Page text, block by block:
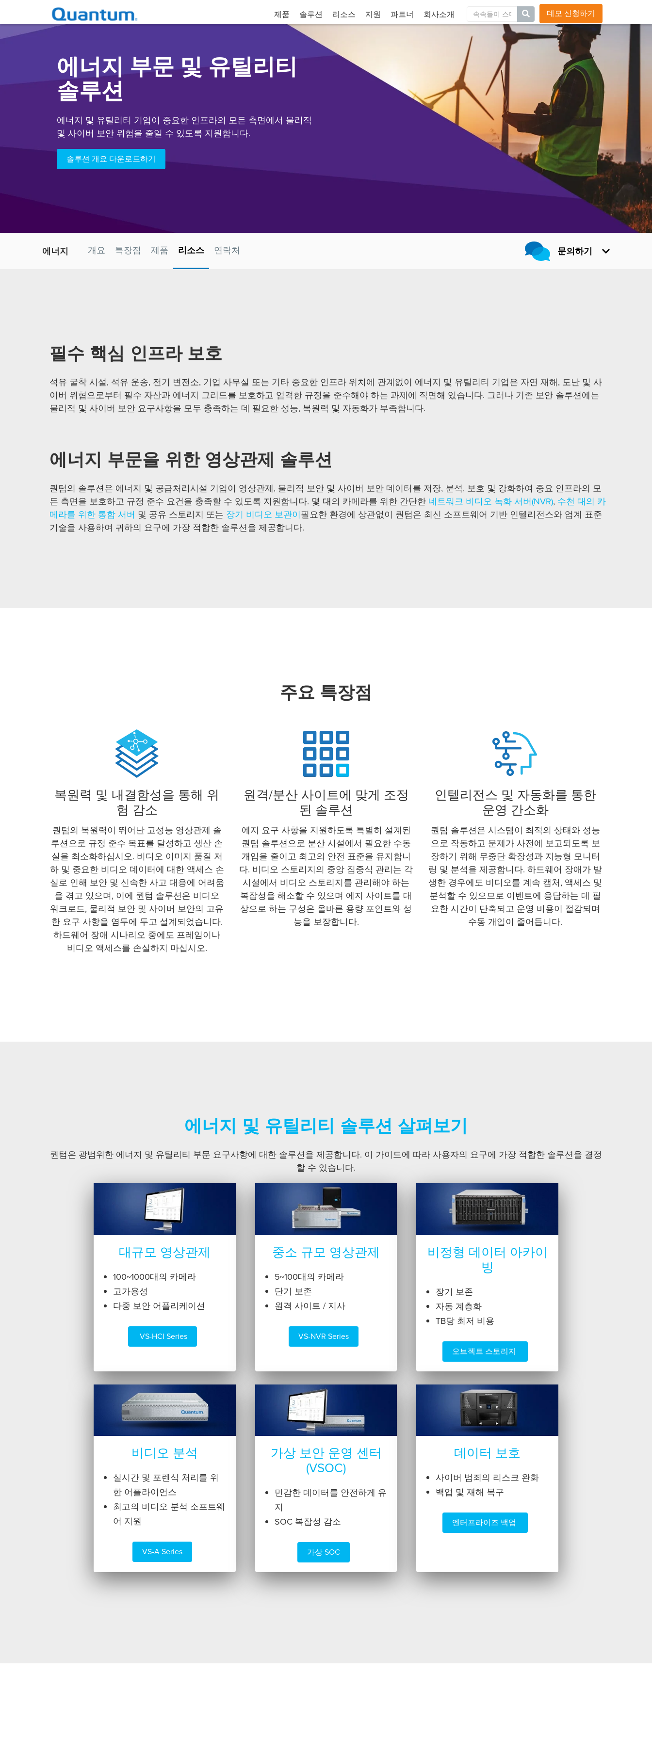
블로그 채용 연락처
제품 솔루션 리소스 지원 파트너 회사소개 데모 신청하기
에너지 부문 및 유틸리티
솔루션
에너지 및 유틸리티 기업이 중요한 인프라의 모든 측면에서 물리적
및 사이버 보안 위험을 줄일 수 있도록 지원합니다.
솔루션 개요 다운로드하기
에너지 개요 특장점 제품 리소스 연락처 문의하기
필수 핵심 인프라 보호
석유 굴착 시설, 석유 운송, 전기 변전소, 기업 사무실 또는 기타 중요한 인프라 위치에 관계없이 에너지 및 유틸리티 기업은 자연 재해, 도난 및 사
이버 위협으로부터 필수 자산과 에너지 그리드를 보호하고 엄격한 규정을 준수해야 하는 과제에 직면해 있습니다. 그러나 기존 보안 솔루션에는
물리적 및 사이버 보안 요구사항을 모두 충족하는 데 필요한 성능, 복원력 및 자동화가 부족합니다.
에너지 부문을 위한 영상관제 솔루션
퀀텀의 솔루션은 에너지 및 공급처리시설 기업이 영상관제, 물리적 보안 및 사이버 보안 데이터를 저장, 분석, 보호 및 강화하여 중요 인프라의 모
든 측면을 보호하고 규정 준수 요건을 충족할 수 있도록 지원합니다. 몇 대의 카메라를 위한 간단한 네트워크 비디오 녹화 서버(NVR), 수천 대의 카
메라를 위한 통합 서버 및 공유 스토리지 또는 장기 비디오 보관이필요한 환경에 상관없이 퀀텀은 최신 소프트웨어 기반 인텔리전스와 업계 표준
기술을 사용하여 귀하의 요구에 가장 적합한 솔루션을 제공합니다.
주요 특장점
복원력 및 내결함성을 통해 위
험 감소
퀀텀의 복원력이 뛰어난 고성능 영상관제 솔
루션으로 규정 준수 목표를 달성하고 생산 손
실을 최소화하십시오. 비디오 이미지 품질 저
하 및 중요한 비디오 데이터에 대한 액세스 손
실로 인해 보안 및 신속한 사고 대응에 어려움
을 겪고 있으며, 이에 퀀텀 솔루션은 비디오
워크로드, 물리적 보안 및 사이버 보안의 고유
한 요구 사항을 염두에 두고 설계되었습니다.
하드웨어 장애 시나리오 중에도 프레임이나
비디오 액세스를 손실하지 마십시오.
원격/분산 사이트에 맞게 조정
된 솔루션
에지 요구 사항을 지원하도록 특별히 설계된
퀀텀 솔루션으로 분산 시설에서 필요한 수동
개입을 줄이고 최고의 안전 표준을 유지합니
다. 비디오 스토리지의 중앙 집중식 관리는 각
시설에서 비디오 스토리지를 관리해야 하는
복잡성을 해소할 수 있으며 에지 사이트를 대
상으로 하는 구성은 올바른 용량 포인트와 성
능을 보장합니다.
인텔리전스 및 자동화를 통한
운영 간소화
퀀텀 솔루션은 시스템이 최적의 상태와 성능
으로 작동하고 문제가 사전에 보고되도록 보
장하기 위해 무중단 확장성과 지능형 모니터
링 및 분석을 제공합니다. 하드웨어 장애가 발
생한 경우에도 비디오를 계속 캡처, 액세스 및
분석할 수 있으므로 이벤트에 응답하는 데 필
요한 시간이 단축되고 운영 비용이 절감되며
수동 개입이 줄어듭니다.
에너지 및 유틸리티 솔루션 살펴보기
퀀텀은 광범위한 에너지 및 유틸리티 부문 요구사항에 대한 솔루션을 제공합니다. 이 가이드에 따라 사용자의 요구에 가장 적합한 솔루션을 결정
할 수 있습니다.
대규모 영상관제
100~1000대의 카메라
고가용성
다중 보안 어플리케이션
VS-HCI Series
중소 규모 영상관제
5~100대의 카메라
단기 보존
원격 사이트 / 지사
VS-NVR Series
비정형 데이터 아카이
빙
장기 보존
자동 계층화
TB당 최저 비용
오브젝트 스토리지
비디오 분석
실시간 및 포렌식 처리를 위
한 어플라이언스
최고의 비디오 분석 소프트웨
어 지원
VS-A Series
가상 보안 운영 센터
(VSOC)
민감한 데이터를 안전하게 유
지
SOC 복잡성 감소
가상 SOC
데이터 보호
사이버 범죄의 리스크 완화
백업 및 재해 복구
엔터프라이즈 백업